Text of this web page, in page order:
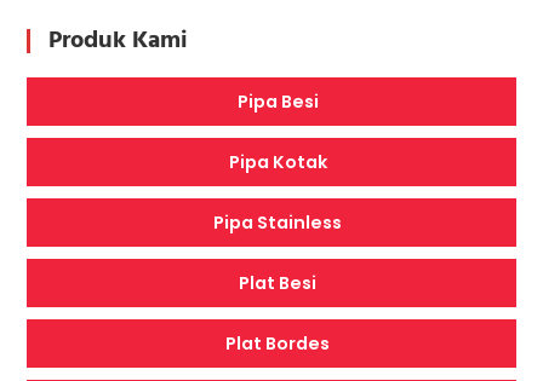
Produk Kami
Pipa Besi
Pipa Kotak
Pipa Stainless
Plat Besi
Plat Bordes